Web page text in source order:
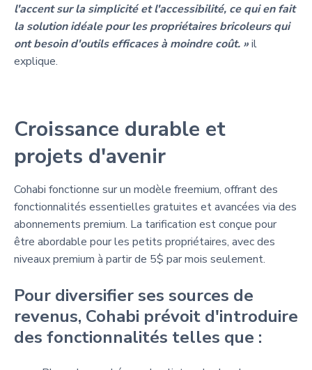
l'accent sur la simplicité et l'accessibilité, ce qui en fait
la solution idéale pour les propriétaires bricoleurs qui
ont besoin d'outils efficaces à moindre coût. »il
explique.
Croissance durable et
projets d'avenir
Cohabi fonctionne sur un modèle freemium, offrant des
fonctionnalités essentielles gratuites et avancées via des
abonnements premium. La tarification est conçue pour
être abordable pour les petits propriétaires, avec des
niveaux premium à partir de 5$ par mois seulement.
Pour diversifier ses sources de
revenus, Cohabi prévoit d'introduire
des fonctionnalités telles que :